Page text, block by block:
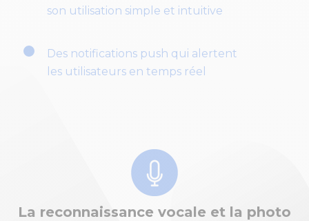
son utilisation simple et intuitive
Des notifications push qui alertent
les utilisateurs en temps réel
La reconnaissance vocale et la photo